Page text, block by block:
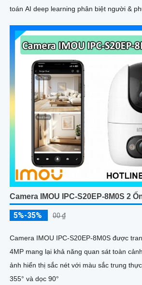
toán AI deep learning phân biệt người &
Camera IMOU IPC-S20EP-8M0S 2
5%-35% 00 ₫
Camera IMOU IPC-S20EP-8M0S được
4MP mang lại khả năng quan sát toàn cảnh
ảnh hiển thị sắc nét với màu sắc trung
355° và dọc 90°